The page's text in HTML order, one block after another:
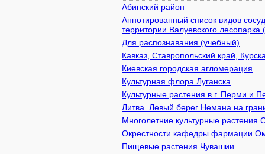
Абинский район
Аннотированный список видов
территории Валуевского
Для распознавания (учебный)
Кавказ, Ставропольский край,
Киевcкая городская агломерация
Культурная флора Луганска
Культурные растения в г. Перми и
Литва. Левый берег Немана на
Многолетние культурные растения
Окрестности кафедры фармации
Пищевые растения Чувашии